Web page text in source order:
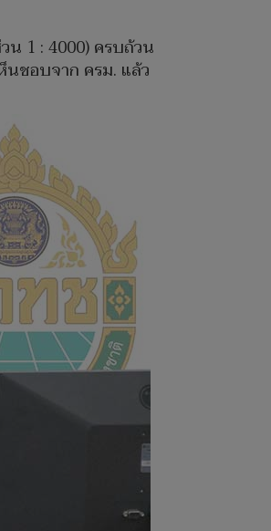
1 : 4000) ครบถ้วน
นชอบจาก ครม. แล้ว